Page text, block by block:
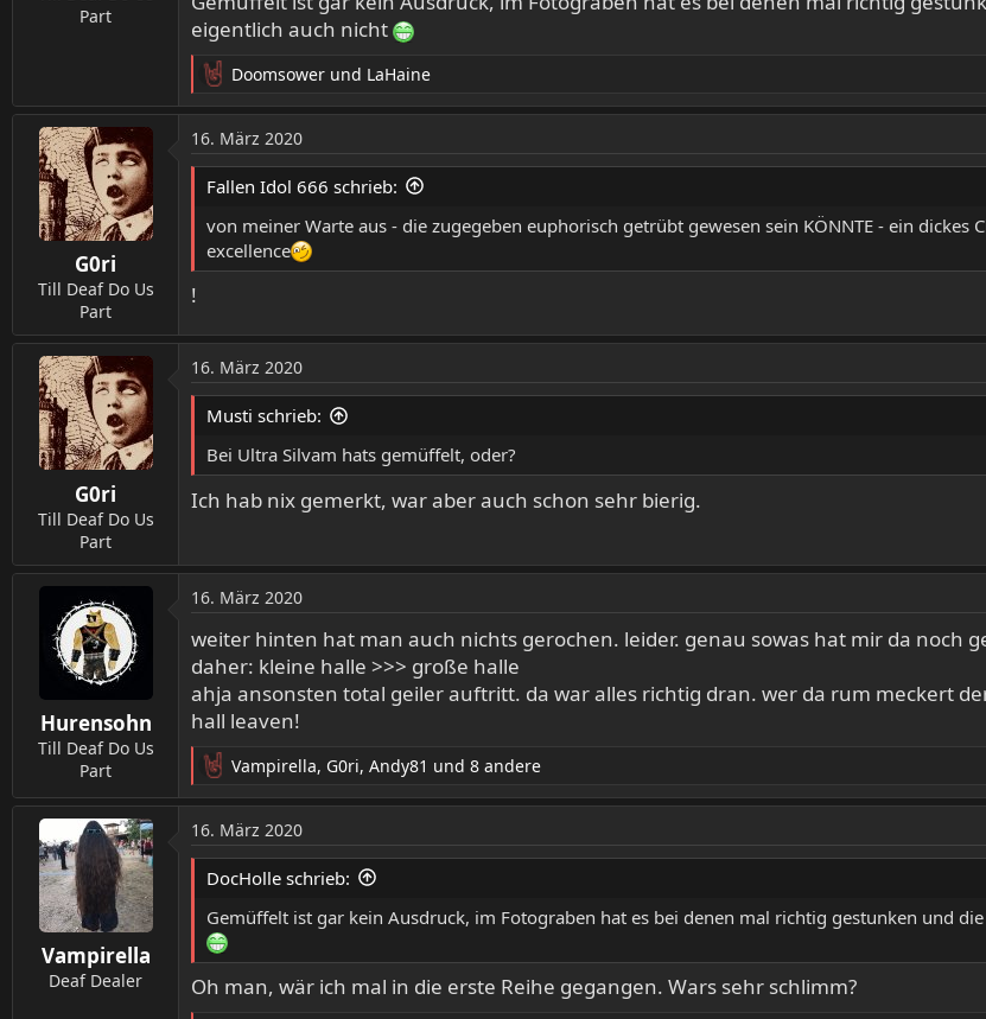
:
Part
eigentlich auch nicht
R
e
a
k
t
o
e
Doomsower und LaHaine
G0ri
Till Deaf Do Us
Part
16. März 2020
Fallen Idol 666 schrieb:
von meiner Warte aus - die zugegeben euphorisch getrübt gewesen sein KÖNNTE - ein
excellence
!
G0ri
Till Deaf Do Us
Part
16. März 2020
Musti schrieb:
Bei Ultra Silvam hats gemüffelt, oder?
Ich hab nix gemerkt, war aber auch schon sehr bierig.
Hurensohn
Till Deaf Do Us
Part
16. März 2020
weiter hinten hat man auch nichts gerochen. leider. genau sowas hat mir da noch
daher: kleine halle >>> große halle
ahja ansonsten total geiler auftritt. da war alles richtig dran. wer da rum meckert
hall leaven!
R
e
a
k
t
o
n
e
n
:
Vampirella, G0ri, Andy81 und 8 andere
Vampirella
Deaf Dealer
16. März 2020
DocHolle schrieb:
Gemüffelt ist gar kein Ausdruck, im Fotograben hat es bei denen mal richtig gestunken und
Oh man, wär ich mal in die erste Reihe gegangen. Wars sehr schlimm?